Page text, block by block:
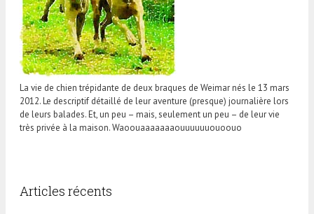
La vie de chien trépidante de deux braques de Weimar nés le 13 mars
2012. Le descriptif détaillé de leur aventure (presque) journalière lors
de leurs balades. Et, un peu – mais, seulement un peu – de leur vie
très privée à la maison. Waoouaaaaaaaouuuuuuouoouo
Articles récents